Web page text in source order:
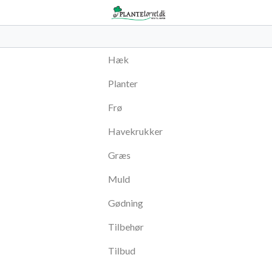
Hæk
Planter
Frø
Havekrukker
Græs
Muld
Gødning
Tilbehør
Tilbud